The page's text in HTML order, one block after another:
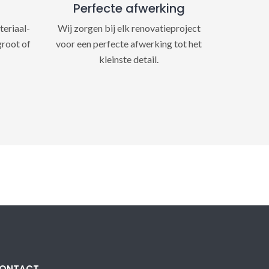
of
Perfecte afwerking
Wij zorgen bij elk renovatieproject
voor een perfecte afwerking tot het
kleinste detail.